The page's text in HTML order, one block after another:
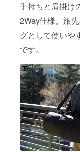
手持ちと肩掛け
2Way仕様。旅
グとして使いや
です。